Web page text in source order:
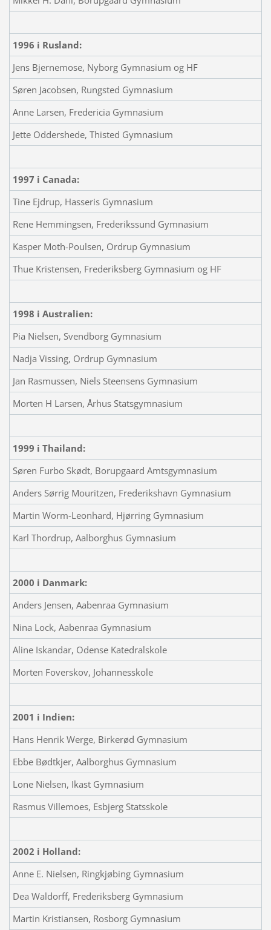
1996 i Rusland:
Jens Bjernemose, Nyborg Gymnasium og HF
Søren Jacobsen, Rungsted Gymnasium
Anne Larsen, Fredericia Gymnasium
Jette Oddershede, Thisted Gymnasium
1997 i Canada:
Tine Ejdrup, Hasseris Gymnasium
Rene Hemmingsen, Frederikssund Gymnasium
Kasper Moth-Poulsen, Ordrup Gymnasium
Thue Kristensen, Frederiksberg Gymnasium og HF
1998 i Australien:
Pia Nielsen, Svendborg Gymnasium
Nadja Vissing, Ordrup Gymnasium
Jan Rasmussen, Niels Steensens Gymnasium
Morten H Larsen, Århus Statsgymnasium
1999 i Thailand:
Søren Furbo Skødt, Borupgaard Amtsgymnasium
Anders Sørrig Mouritzen, Frederikshavn Gymnasium
Martin Worm-Leonhard, Hjørring Gymnasium
Karl Thordrup, Aalborghus Gymnasium
2000 i Danmark:
Anders Jensen, Aabenraa Gymnasium
Nina Lock, Aabenraa Gymnasium
Aline Iskandar, Odense Katedralskole
Morten Foverskov, Johannesskole
2001 i Indien:
Hans Henrik Werge, Birkerød Gymnasium
Ebbe Bødtkjer, Aalborghus Gymnasium
Lone Nielsen, Ikast Gymnasium
Rasmus Villemoes, Esbjerg Statsskole
2002 i Holland:
Anne E. Nielsen, Ringkjøbing Gymnasium
Dea Waldorff, Frederiksberg Gymnasium
Martin Kristiansen, Rosborg Gymnasium